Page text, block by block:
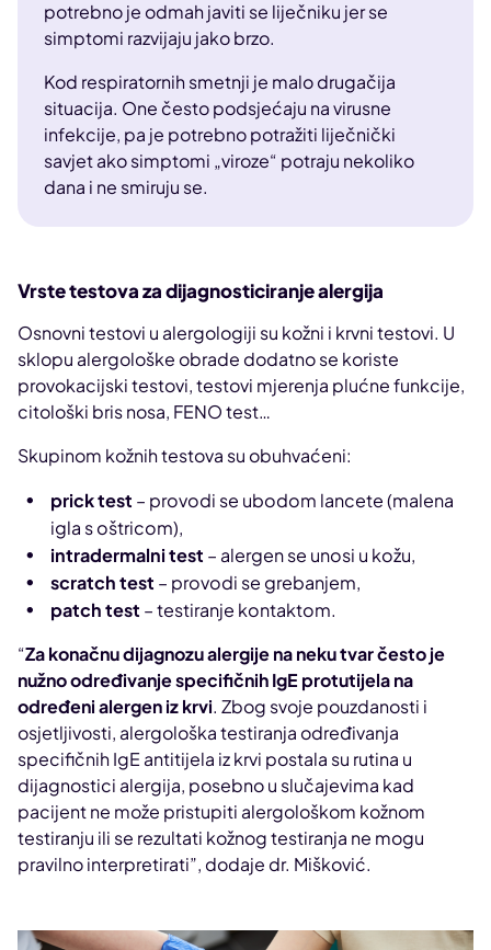
potrebno je odmah javiti se liječniku jer se
simptomi razvijaju jako brzo.
Kod respiratornih smetnji je malo drugačija
situacija. One često podsjećaju na virusne
infekcije, pa je potrebno potražiti liječnički
savjet ako simptomi „viroze“ potraju nekoliko
dana i ne smiruju se.
Vrste testova za dijagnosticiranje alergija
Osnovni testovi u alergologiji su kožni i krvni testovi. U
sklopu alergološke obrade dodatno se koriste
provokacijski testovi, testovi mjerenja plućne funkcije,
citološki bris nosa, FENO test…
Skupinom kožnih testova su obuhvaćeni:
prick test – provodi se ubodom lancete (malena
igla s oštricom),
intradermalni test – alergen se unosi u kožu,
scratch test – provodi se grebanjem,
patch test – testiranje kontaktom.
“Za konačnu dijagnozu alergije na neku tvar često je
nužno određivanje specifičnih IgE protutijela na
određeni alergen iz krvi. Zbog svoje pouzdanosti i
osjetljivosti, alergološka testiranja određivanja
specifičnih IgE antitijela iz krvi postala su rutina u
dijagnostici alergija, posebno u slučajevima kad
pacijent ne može pristupiti alergološkom kožnom
testiranju ili se rezultati kožnog testiranja ne mogu
pravilno interpretirati”, dodaje dr. Mišković.